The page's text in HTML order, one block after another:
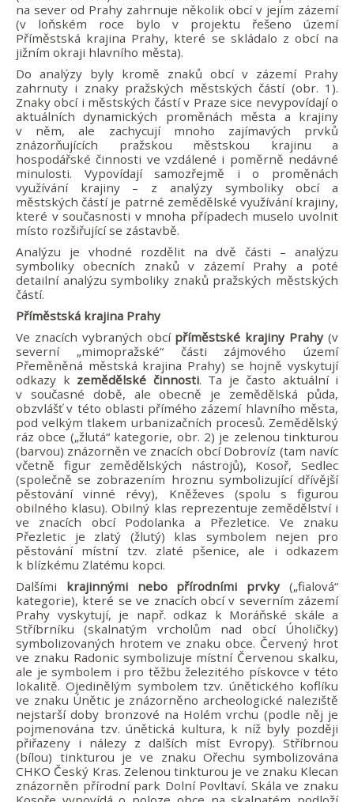
na sever od Prahy zahrnuje několik obcí v jejím zázemí
(v loňském roce bylo v projektu řešeno území
Příměstská krajina Prahy, které se skládalo z obcí na
jižním okraji hlavního města).
Do analýzy byly kromě znaků obcí v zázemí Prahy
zahrnuty i znaky pražských městských částí (obr. 1).
Znaky obcí i městských částí v Praze sice nevypovídají o
aktuálních dynamických proměnách města a krajiny
v něm, ale zachycují mnoho zajímavých prvků
znázorňujících pražskou městskou krajinu a
hospodářské činnosti ve vzdálené i poměrně nedávné
minulosti. Vypovídají samozřejmě i o proměnách
využívání krajiny – z analýzy symboliky obcí a
městských částí je patrné zemědělské využívání krajiny,
které v současnosti v mnoha případech muselo uvolnit
místo rozšiřující se zástavbě.
Analýzu je vhodné rozdělit na dvě části – analýzu
symboliky obecních znaků v zázemí Prahy a poté
detailní analýzu symboliky znaků pražských městských
částí.
Příměstská krajina Prahy
Ve znacích vybraných obcí příměstské krajiny Prahy(v
severní „mimopražské“ části zájmového území
Přeměněná městská krajina Prahy) se hojně vyskytují
odkazy k zemědělské činnosti. Ta je často aktuální i
v současné době, ale obecně je zemědělská půda,
obzvlášť v této oblasti přímého zázemí hlavního města,
pod velkým tlakem urbanizačních procesů. Zemědělský
ráz obce („žlutá“ kategorie, obr. 2) je zelenou tinkturou
(barvou) znázorněn ve znacích obcí Dobrovíz (tam navíc
včetně figur zemědělských nástrojů), Kosoř, Sedlec
(společně se zobrazením hroznu symbolizující dřívější
pěstování vinné révy), Kněževes (spolu s figurou
obilného klasu). Obilný klas reprezentuje zemědělství i
ve znacích obcí Podolanka a Přezletice. Ve znaku
Přezletic je zlatý (žlutý) klas symbolem nejen pro
pěstování místní tzv. zlaté pšenice, ale i odkazem
k blízkému Zlatému kopci.
Dalšími krajinnými nebo přírodními prvky(„fialová“
kategorie), které se ve znacích obcí v severním zázemí
Prahy vyskytují, je např. odkaz k Moráňské skále a
Stříbrníku (skalnatým vrcholům nad obcí Úholičky)
symbolizovaných hrotem ve znaku obce. Červený hrot
ve znaku Radonic symbolizuje místní Červenou skalku,
ale je symbolem i pro těžbu železitého pískovce v této
lokalitě. Ojedinělým symbolem tzv. únětického koflíku
ve znaku Únětic je znázorněno archeologické naleziště
nejstarší doby bronzové na Holém vrchu (podle něj je
pojmenována tzv. únětická kultura, k níž byly později
přiřazeny i nálezy z dalších míst Evropy). Stříbrnou
(bílou) tinkturou je ve znaku Ořechu symbolizována
CHKO Český Kras. Zelenou tinkturou je ve znaku Klecan
znázorněn přírodní park Dolní Povltaví. Skála ve znaku